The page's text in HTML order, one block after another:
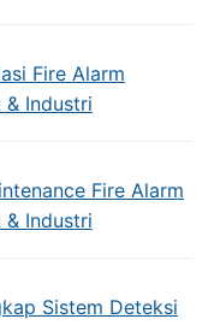
Fire Alarm
& Industri
Fire Alarm
& Industri
Sistem Deteksi